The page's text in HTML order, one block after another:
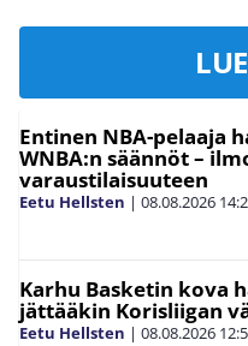
Entinen NBA-pelaaja
WNBA:n säännöt –
varaustilaisuuteen
Eetu Hellsten | 08.08.2026
Karhu Basketin kova
jättääkin Korisliigan
Eetu Hellsten | 08.08.2026